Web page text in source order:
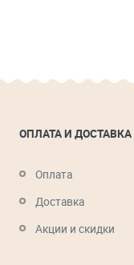
ОПЛАТА И ДОСТАВКА
Оплата
Доставка
Акции и скидки